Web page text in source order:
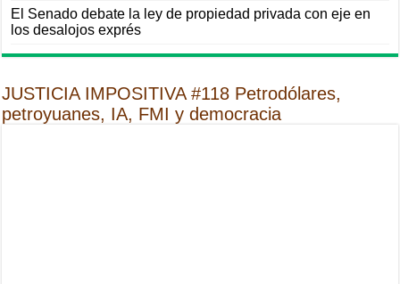
El Senado debate la ley de propiedad privada con eje en
los desalojos exprés
JUSTICIA IMPOSITIVA #118 Petrodólares,
petroyuanes, IA, FMI y democracia